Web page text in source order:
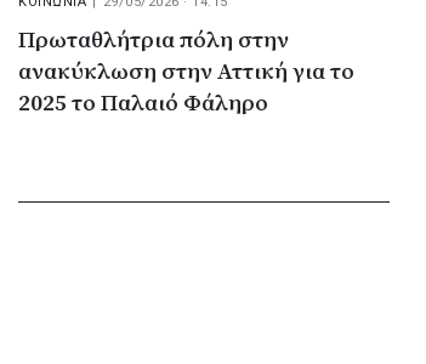
Πρωταθλήτρια πόλη στην
ανακύκλωση στην Αττική για το
2025 το Παλαιό Φάληρο